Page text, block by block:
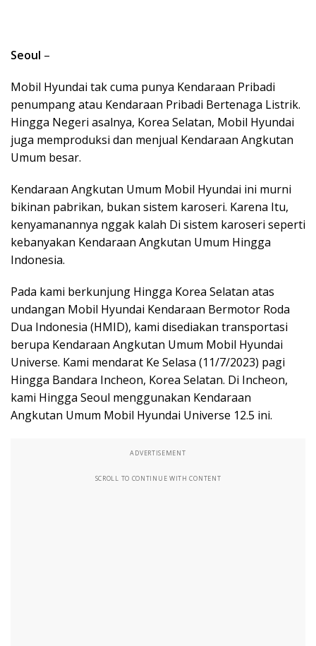
Seoul –
Mobil Hyundai tak cuma punya Kendaraan Pribadi
penumpang atau Kendaraan Pribadi Bertenaga Listrik.
Hingga Negeri asalnya, Korea Selatan, Mobil Hyundai
juga memproduksi dan menjual Kendaraan Angkutan
Umum besar.
Kendaraan Angkutan Umum Mobil Hyundai ini murni
bikinan pabrikan, bukan sistem karoseri. Karena Itu,
kenyamanannya nggak kalah Di sistem karoseri seperti
kebanyakan Kendaraan Angkutan Umum Hingga
Indonesia.
Pada kami berkunjung Hingga Korea Selatan atas
undangan Mobil Hyundai Kendaraan Bermotor Roda
Dua Indonesia (HMID), kami disediakan transportasi
berupa Kendaraan Angkutan Umum Mobil Hyundai
Universe. Kami mendarat Ke Selasa (11/7/2023) pagi
Hingga Bandara Incheon, Korea Selatan. Di Incheon,
kami Hingga Seoul menggunakan Kendaraan
Angkutan Umum Mobil Hyundai Universe 12.5 ini.
ADVERTISEMENT
SCROLL TO CONTINUE WITH CONTENT